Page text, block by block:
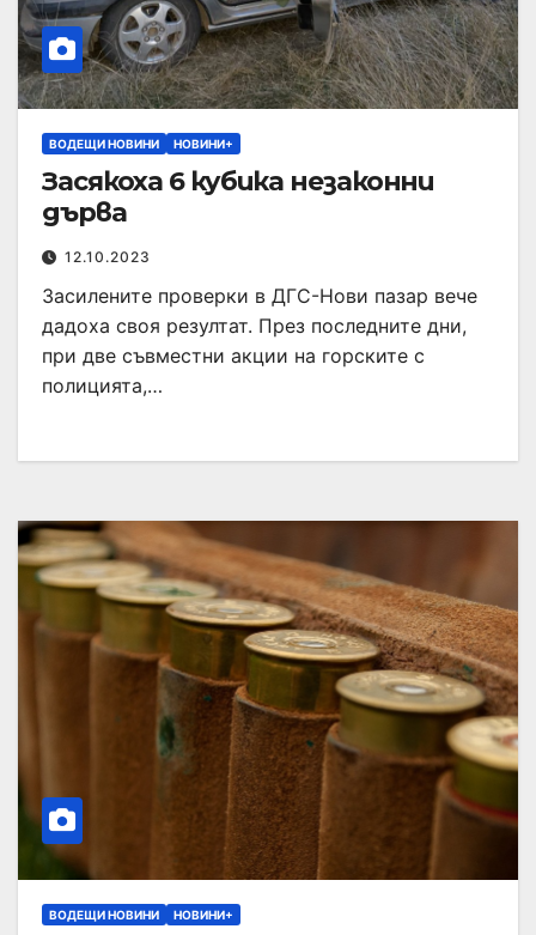
ВОДЕЩИ НОВИНИ НОВИНИ+
Засякоха 6 кубика незаконни
дърва
12.10.2023
Засилените проверки в ДГС-Нови пазар вече
дадоха своя резултат. През последните дни,
при две съвместни акции на горските с
полицията,…
ВОДЕЩИ НОВИНИ НОВИНИ+